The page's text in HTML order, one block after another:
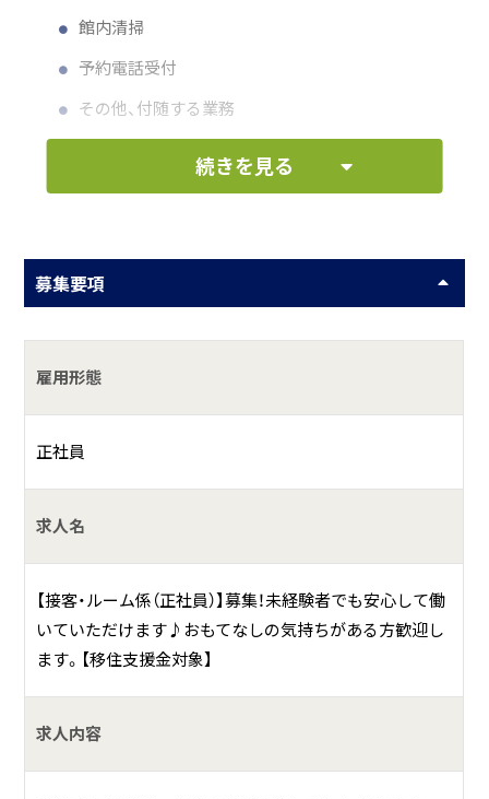
館内清掃
予約電話受付
その他、付随する業務
何をしている会社？
あり、心を洗う海の眺め、漁師風の館内、新鮮な海の幸を使用
◆収容人数／50名 客室／16室。
「黒潮資料館」が隣接。
老・アワビなども豊富。新鮮な獲れたての魚貝類を宿泊客の
皆様にご提供するをモットーとし、おもてなしを大切にする
旅館です。
続きを見る
募集要項
雇用形態
正社員
求人名
【接客・ルーム係（正社員）】募集！未経験者でも安心して働
いていただけます♪おもてなしの気持ちがある方歓迎し
ます。【移住支援金対象】
求人内容